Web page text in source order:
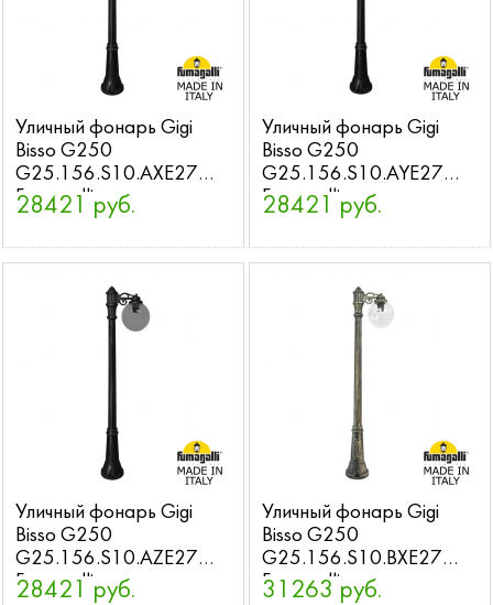
Уличный фонарь Gigi
Bisso G250
G25.156.S10.AXE27
Fumagalli
28421 руб.
Уличный фонарь Gigi
Bisso G250
G25.156.S10.AYE27
Fumagalli
28421 руб.
Уличный фонарь Gigi
Bisso G250
G25.156.S10.AZE27
Fumagalli
28421 руб.
Уличный фонарь Gigi
Bisso G250
G25.156.S10.BXE27
Fumagalli
31263 руб.